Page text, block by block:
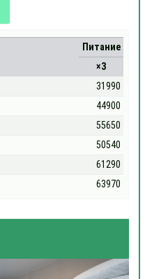
Питание
×3
31990
44900
55650
50540
61290
63970